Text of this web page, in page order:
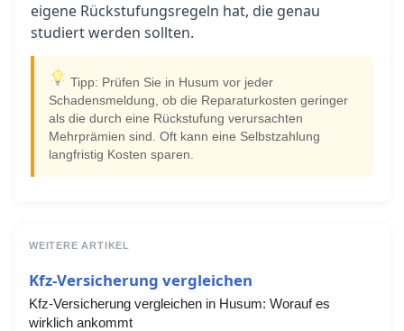
eigene Rückstufungsregeln hat, die genau
studiert werden sollten.
Tipp: Prüfen Sie in Husum vor jeder
Schadensmeldung, ob die Reparaturkosten geringer
als die durch eine Rückstufung verursachten
Mehrprämien sind. Oft kann eine Selbstzahlung
langfristig Kosten sparen.
WEITERE ARTIKEL
Kfz-Versicherung vergleichen
Kfz-Versicherung vergleichen in Husum: Worauf es
wirklich ankommt